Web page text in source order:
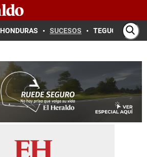
HONDURAS SUCESOS TEGUCIGALPA